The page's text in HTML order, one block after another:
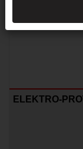
ELEKTRO-